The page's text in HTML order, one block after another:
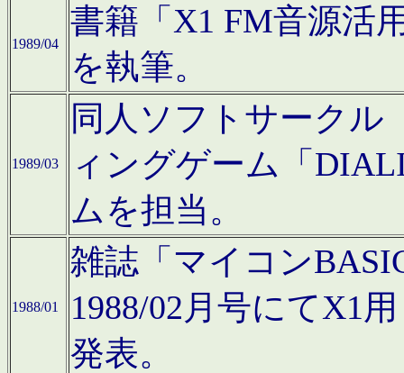
1989/04
書籍「X1 FM音源活
を執筆。
1989/03
同人ソフトサークル
ィングゲーム「
ムを担当。
1988/01
雑誌「マイコン
1988/02月号にてX1
発表。